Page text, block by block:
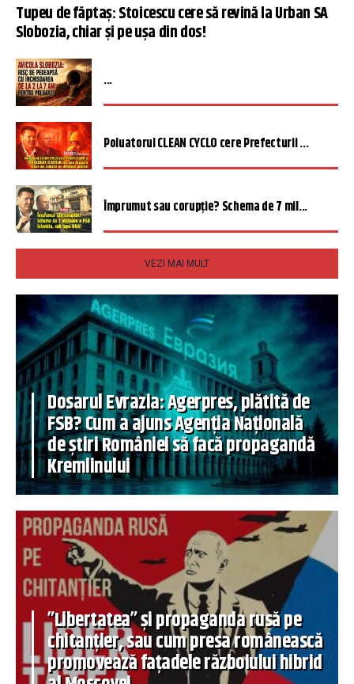
Tupeu de făptaș: Stoicescu cere să revină la Urban SA
Slobozia, chiar și pe ușa din dos!
...
Poluatorul CLEAN CYCLO cere Prefecturii ...
Împrumut sau corupție? Schema de 7 mil...
VEZI MAI MULT
Dosarul Evrazia: Agerpres, plătită de
FSB? Cum a ajuns Agenția Națională
de știri României să facă propagandă
Kremlinului
”Libertatea” și propaganda rusă pe
chitanțier, sau cum presa românească
promovează fațadele războiului hibrid